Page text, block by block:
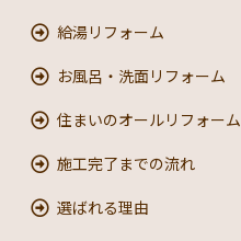
給湯リフォーム
お風呂・洗面リフォーム
住まいのオールリフォーム
施工完了までの流れ
選ばれる理由